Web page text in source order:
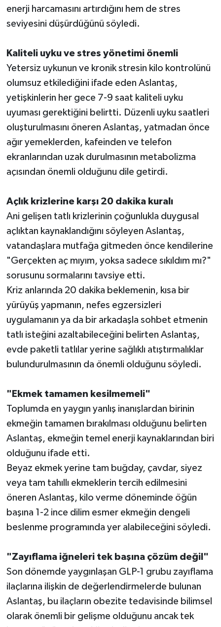
enerji harcamasını artırdığını hem de stres
seviyesini düşürdüğünü söyledi.
Kaliteli uyku ve stres yönetimi önemli
Yetersiz uykunun ve kronik stresin kilo kontrolünü
olumsuz etkilediğini ifade eden Aslantaş,
yetişkinlerin her gece 7-9 saat kaliteli uyku
uyuması gerektiğini belirtti. Düzenli uyku saatleri
oluşturulmasını öneren Aslantaş, yatmadan önce
ağır yemeklerden, kafeinden ve telefon
ekranlarından uzak durulmasının metabolizma
açısından önemli olduğunu dile getirdi.
Açlık krizlerine karşı 20 dakika kuralı
Ani gelişen tatlı krizlerinin çoğunlukla duygusal
açlıktan kaynaklandığını söyleyen Aslantaş,
vatandaşlara mutfağa gitmeden önce kendilerine
"Gerçekten aç mıyım, yoksa sadece sıkıldım mı?"
sorusunu sormalarını tavsiye etti.
Kriz anlarında 20 dakika beklemenin, kısa bir
yürüyüş yapmanın, nefes egzersizleri
uygulamanın ya da bir arkadaşla sohbet etmenin
tatlı isteğini azaltabileceğini belirten Aslantaş,
evde paketli tatlılar yerine sağlıklı atıştırmalıklar
bulundurulmasının da önemli olduğunu söyledi.
"Ekmek tamamen kesilmemeli"
Toplumda en yaygın yanlış inanışlardan birinin
ekmeğin tamamen bırakılması olduğunu belirten
Aslantaş, ekmeğin temel enerji kaynaklarından biri
olduğunu ifade etti.
Beyaz ekmek yerine tam buğday, çavdar, siyez
veya tam tahıllı ekmeklerin tercih edilmesini
öneren Aslantaş, kilo verme döneminde öğün
başına 1-2 ince dilim esmer ekmeğin dengeli
beslenme programında yer alabileceğini söyledi.
"Zayıflama iğneleri tek başına çözüm değil"
Son dönemde yaygınlaşan GLP-1 grubu zayıflama
ilaçlarına ilişkin de değerlendirmelerde bulunan
Aslantaş, bu ilaçların obezite tedavisinde bilimsel
olarak önemli bir gelişme olduğunu ancak tek